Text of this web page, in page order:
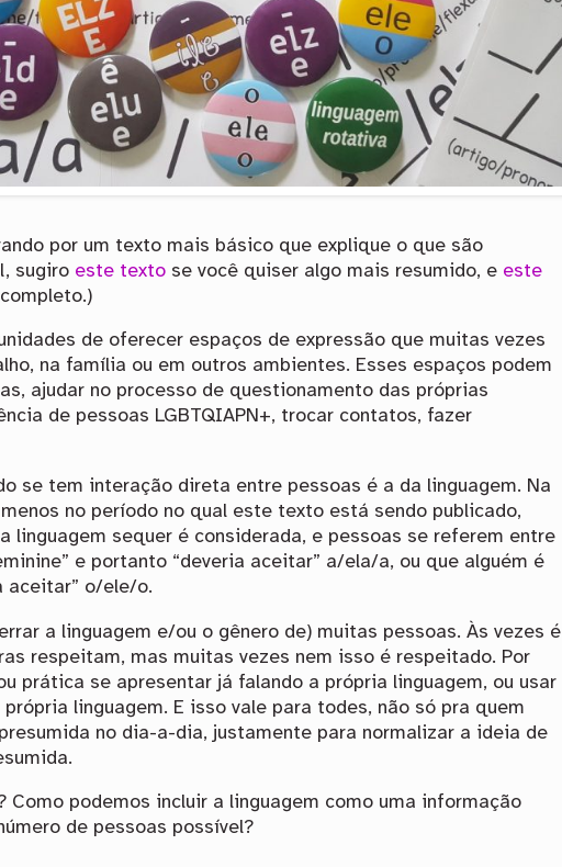
por um texto mais básico que explique o que são
sugiro este texto se você quiser algo mais resumido, e este
de oferecer espaços de expressão que muitas vezes
na família ou em outros ambientes. Esses espaços podem
ajudar no processo de questionamento das próprias
de pessoas LGBTQIAPN+, trocar contatos, fazer
se tem interação direta entre pessoas é a da linguagem. Na
no período no qual este texto está sendo publicado,
linguagem sequer é considerada, e pessoas se referem entre
e portanto “deveria aceitar” a/ela/a, ou que alguém é
aceitar” o/ele/o.
a linguagem e/ou o gênero de) muitas pessoas. Às vezes é
respeitam, mas muitas vezes nem isso é respeitado. Por
prática se apresentar já falando a própria linguagem, ou usar
linguagem. E isso vale para todes, não só pra quem
no dia-a-dia, justamente para normalizar a ideia de
Como podemos incluir a linguagem como uma informação
de pessoas possível?